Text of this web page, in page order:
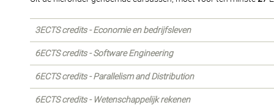
3ECTS credits - Economie en bedrijfsleven
6ECTS credits - Software Engineering
6ECTS credits - Parallelism and Distribution
6ECTS credits - Wetenschappelijk rekenen